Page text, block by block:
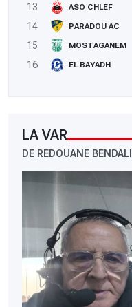
13
ASO CHLEF
14
PARADOU AC
15
MOSTAGANEM
16
EL BAYADH
LA VAR
DE REDOUANE BENDALI